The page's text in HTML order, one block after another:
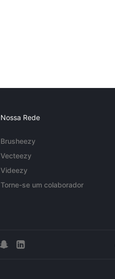
Nossa Rede
Brusheezy
Vecteezy
Videezy
Torne-se um colaborador